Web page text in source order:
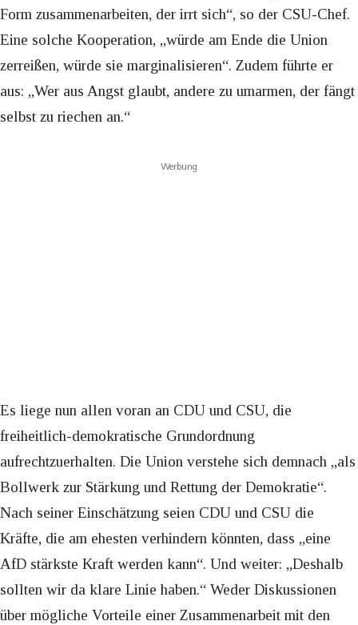
Form zusammenarbeiten, der irrt sich“, so der CSU-Chef.
Eine solche Kooperation, „würde am Ende die Union
zerreißen, würde sie marginalisieren“. Zudem führte er
aus: „Wer aus Angst glaubt, andere zu umarmen, der fängt
selbst zu riechen an.“
Werbung
Es liege nun allen voran an CDU und CSU, die
freiheitlich-demokratische Grundordnung
aufrechtzuerhalten. Die Union verstehe sich demnach „als
Bollwerk zur Stärkung und Rettung der Demokratie“.
Nach seiner Einschätzung seien CDU und CSU die
Kräfte, die am ehesten verhindern könnten, dass „eine
AfD stärkste Kraft werden kann“. Und weiter: „Deshalb
sollten wir da klare Linie haben.“ Weder Diskussionen
über mögliche Vorteile einer Zusammenarbeit mit den